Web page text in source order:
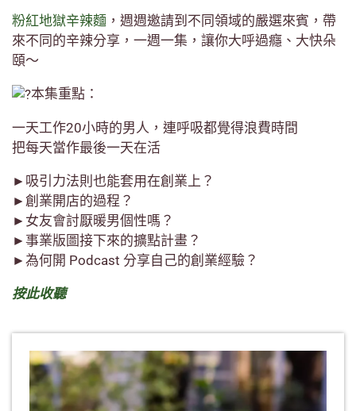
粉紅地獄辛辣麵 ，週週邀請到不同領域的嚴選來賓，帶
來不同的辛辣分享，一週一集，讓你大呼過癮、大快朵
頤～
本集重點：
一天工作20小時的男人，連呼吸都覺得浪費時間
把每天當作最後一天在活
►吸引力法則也能套用在創業上？
►創業開店的過程？
►女友會討厭暖男個性嗎？
►事業版圖接下來的擴點計畫？
►為何開 Podcast 分享自己的創業經驗？
按此收聽